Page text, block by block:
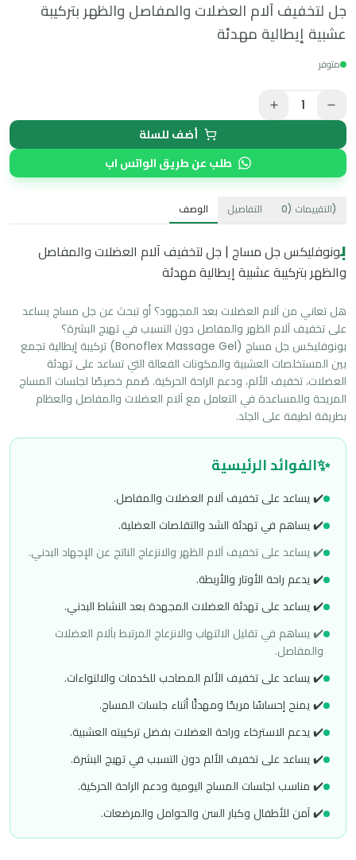
جل لتخفيف آلام العضلات والمفاصل والظهر بتركيبة
عشبية إيطالية مهدئة
متوفر
1
أضف للسلة
طلب عن طريق الواتس اب
الوصف التفاصيل التقييمات (
0 )
بونوفليكس جل مساج | جل لتخفيف آلام العضلات والمفاصل
والظهر بتركيبة عشبية إيطالية مهدئة
بطريقة لطيفة على الجلد.
✨الفوائد الرئيسية
✔️ يساعد على تخفيف آلام العضلات والمفاصل.
✔️ يساهم في تهدئة الشد والتقلصات العضلية.
✔️ يساعد على تخفيف آلام الظهر والانزعاج الناتج عن الإجهاد البدني.
✔️ يدعم راحة الأوتار والأربطة.
✔️ يساعد على تهدئة العضلات المجهدة بعد النشاط البدني.
✔️ يساهم في تقليل الالتهاب والانزعاج المرتبط بآلام العضلات
والمفاصل.
✔️ يساعد على تخفيف الألم المصاحب للكدمات والالتواءات.
✔️ يمنح إحساسًا مريحًا ومهدئًا أثناء جلسات المساج.
✔️ يدعم الاسترخاء وراحة العضلات بفضل تركيبته العشبية.
✔️ يساعد على تخفيف الألم دون التسبب في تهيج البشرة.
✔️ مناسب لجلسات المساج اليومية ودعم الراحة الحركية.
✔️ آمن للأطفال وكبار السن والحوامل والمرضعات.